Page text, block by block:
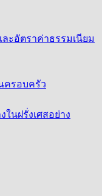
ะอัตราค่าธรรมเนียม
ครอบครัว
นฝรั่งเศสอย่าง